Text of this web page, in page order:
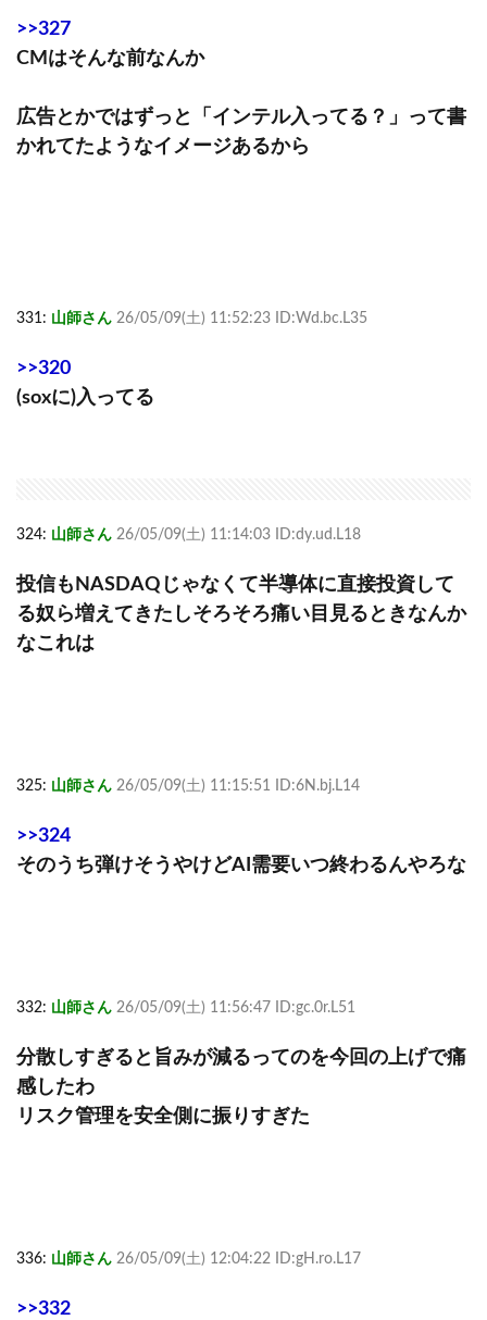
>>327
CMはそんな前なんか
広告とかではずっと「インテル入ってる？」って書
かれてたようなイメージあるから
331: 山師さん 26/05/09(土) 11:52:23 ID:Wd.bc.L35
>>320
(soxに)入ってる
324: 山師さん 26/05/09(土) 11:14:03 ID:dy.ud.L18
投信もNASDAQじゃなくて半導体に直接投資して
る奴ら増えてきたしそろそろ痛い目見るときなんか
なこれは
325: 山師さん 26/05/09(土) 11:15:51 ID:6N.bj.L14
>>324
そのうち弾けそうやけどAI需要いつ終わるんやろな
332: 山師さん 26/05/09(土) 11:56:47 ID:gc.0r.L51
分散しすぎると旨みが減るってのを今回の上げで痛
感したわ
リスク管理を安全側に振りすぎた
336: 山師さん 26/05/09(土) 12:04:22 ID:gH.ro.L17
>>332